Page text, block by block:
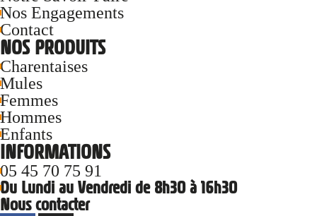
Nos Engagements
Contact
NOS PRODUITS
Charentaises
Mules
Femmes
Hommes
Enfants
INFORMATIONS
05 45 70 75 91
Du Lundi au Vendredi de 8h30 à 16h30
Nous contacter